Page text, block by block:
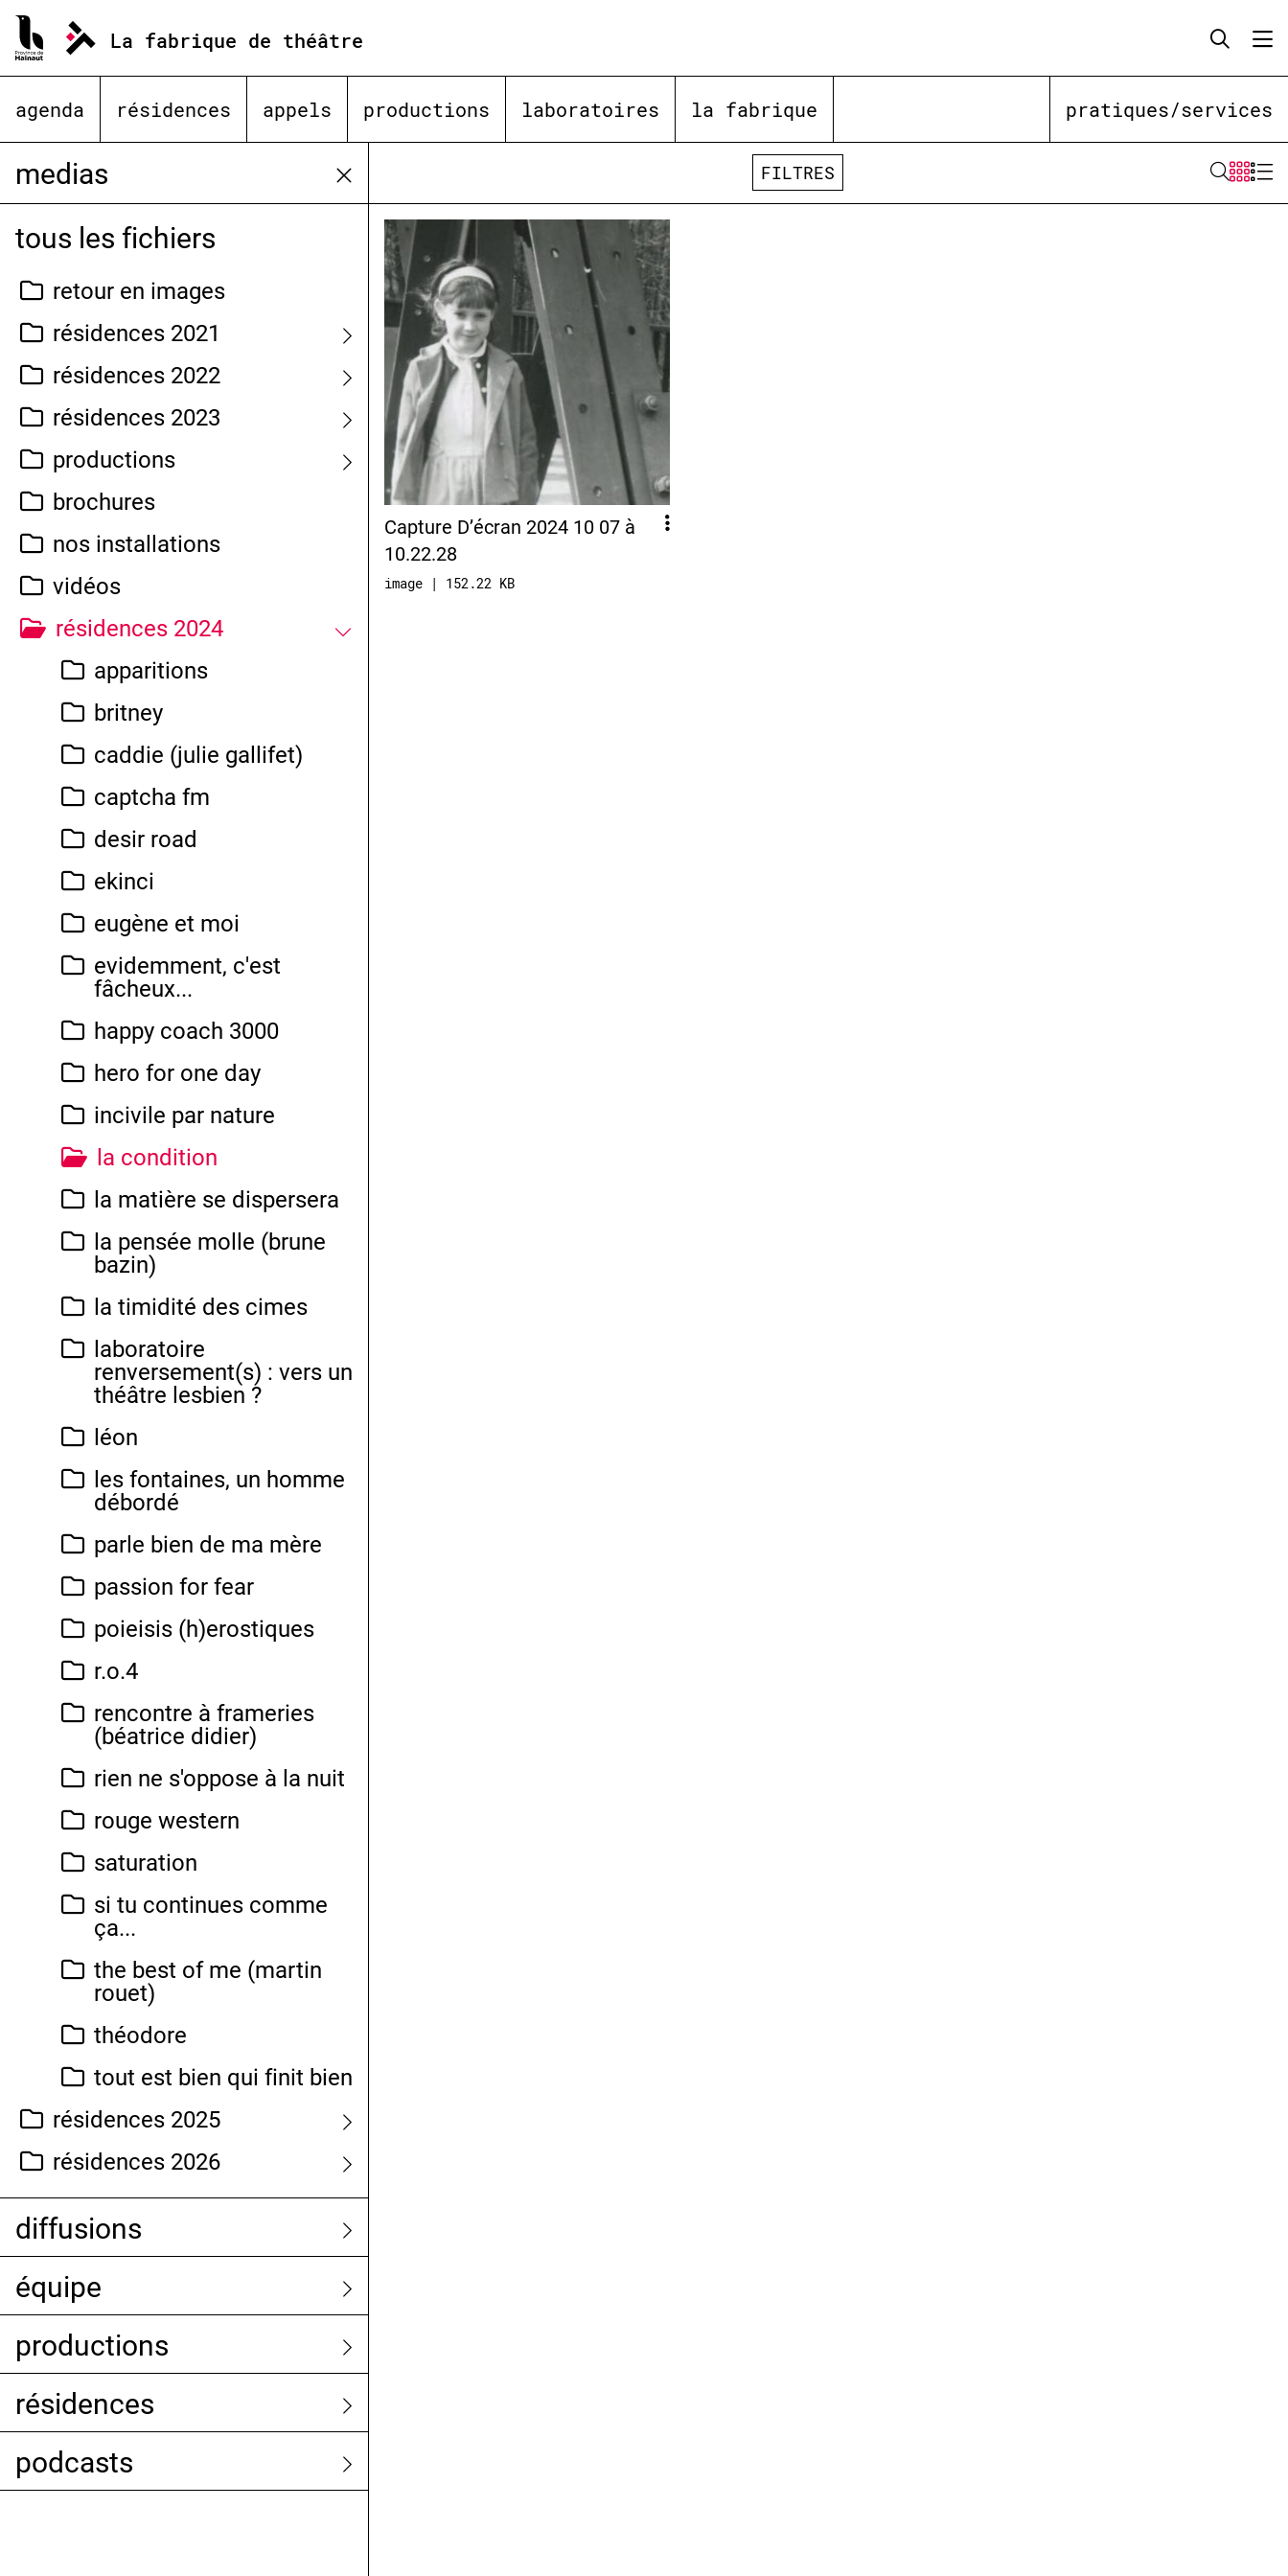
contenu
La fabrique de théâtre
agenda résidences appels productions laboratoires la fabrique pratiques/services
medias
tous les fichiers
retour en images
résidences 2021
résidences 2022
résidences 2023
productions
brochures
nos installations
vidéos
résidences 2024
apparitions
britney
caddie (julie gallifet)
captcha fm
desir road
ekinci
eugène et moi
evidemment, c'est
fâcheux...
happy coach 3000
hero for one day
incivile par nature
la condition
la matière se dispersera
la pensée molle (brune
bazin)
la timidité des cimes
laboratoire
renversement(s) : vers un
théâtre lesbien ?
léon
les fontaines, un homme
débordé
parle bien de ma mère
passion for fear
poieisis (h)erostiques
r.o.4
rencontre à frameries
(béatrice didier)
rien ne s'oppose à la nuit
rouge western
saturation
si tu continues comme
ça...
the best of me (martin
rouet)
théodore
tout est bien qui finit bien
résidences 2025
résidences 2026
diffusions
équipe
productions
résidences
podcasts
FILTRES
Capture D’écran 2024 10 07 à
10.22.28
image | 152.22 KB